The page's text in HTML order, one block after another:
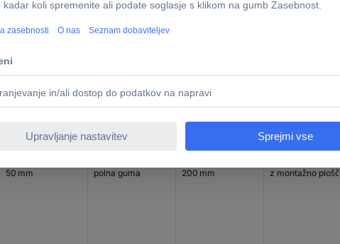
32 mm
50 mm polna guma 200 mm z montažno